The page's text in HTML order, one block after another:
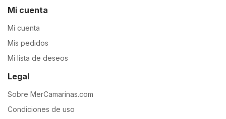
Mi cuenta
Mi cuenta
Mis pedidos
Mi lista de deseos
Legal
Sobre MerCamarinas.com
Condiciones de uso